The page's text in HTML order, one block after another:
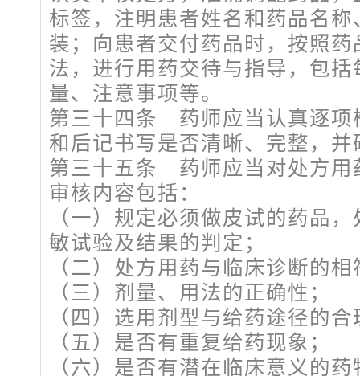
标签，注明患者姓名和药品名
装；向患者交付药品时，按照
法，进行用药交待与指导，包
量、注意事项等。
第三十四条 药师应当认真逐项
和后记书写是否清晰、完整，
第三十五条 药师应当对处方用
审核内容包括：
（一）规定必须做皮试的药品
敏试验及结果的判定；
（二）处方用药与临床诊断的
（三）剂量、用法的正确性；
（四）选用剂型与给药途径的
（五）是否有重复给药现象；
（六）是否有潜在临床意义的